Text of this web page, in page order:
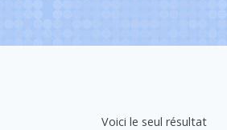
Voici le seul résultat